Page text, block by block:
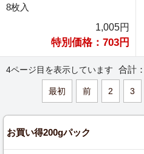
8枚入
1,005円
特別価格：703円
4ページ目を表示しています 合計：
最初 前 2 3
お買い得200gパック